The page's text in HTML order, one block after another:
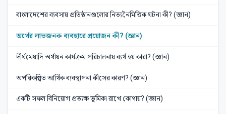
বাংলাদেশের ব্যবসায় প্রতিষ্ঠানগুলোর নিত্যনৈমিত্তিক ঘটনা কী? (জ্ঞান)
অর্থের লাভজনক ব্যবহারে প্রয়োজন কী? (জ্ঞান)
দীর্ঘমেয়াদি অর্থায়ন কার্যক্রম পরিচালনায় ব্যর্থ হয় কারা? (জ্ঞান)
অপরিকল্পিত আর্থিক ব্যবস্থাপনা কীসের কারণ? (জ্ঞান)
একটি সফল বিনিয়োগ প্রত্যক্ষ ভূমিকা রাখে কোথায়? (জ্ঞান)